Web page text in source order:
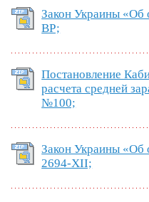
Закон Украины «Об
ВР;
Постановление
расчета средней
№100;
Закон Украины «Об
2694-XII;